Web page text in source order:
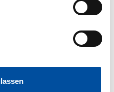
nach bestimmten
Ihre persönlichen Daten
Sie Ihre Präferenzen im
und Anzeigen zu